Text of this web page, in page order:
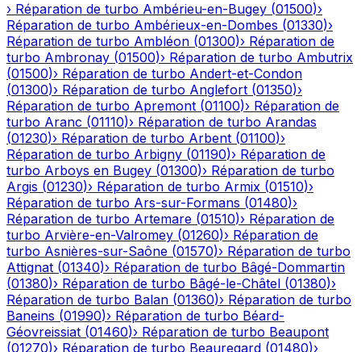
› Réparation de turbo Ambérieu-en-Bugey (01500)›
Réparation de turbo Ambérieux-en-Dombes (01330)›
Réparation de turbo Ambléon (01300)› Réparation de
turbo Ambronay (01500)› Réparation de turbo Ambutrix
(01500)› Réparation de turbo Andert-et-Condon
(01300)› Réparation de turbo Anglefort (01350)›
Réparation de turbo Apremont (01100)› Réparation de
turbo Aranc (01110)› Réparation de turbo Arandas
(01230)› Réparation de turbo Arbent (01100)›
Réparation de turbo Arbigny (01190)› Réparation de
turbo Arboys en Bugey (01300)› Réparation de turbo
Argis (01230)› Réparation de turbo Armix (01510)›
Réparation de turbo Ars-sur-Formans (01480)›
Réparation de turbo Artemare (01510)› Réparation de
turbo Arvière-en-Valromey (01260)› Réparation de
turbo Asnières-sur-Saône (01570)› Réparation de turbo
Attignat (01340)› Réparation de turbo Bâgé-Dommartin
(01380)› Réparation de turbo Bâgé-le-Châtel (01380)›
Réparation de turbo Balan (01360)› Réparation de turbo
Baneins (01990)› Réparation de turbo Béard-
Géovreissiat (01460)› Réparation de turbo Beaupont
(01270)› Réparation de turbo Beauregard (01480)›